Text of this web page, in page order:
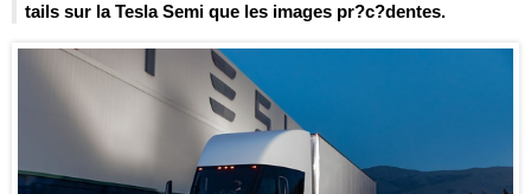
tails sur la Tesla Semi que les images pr?c?dentes.